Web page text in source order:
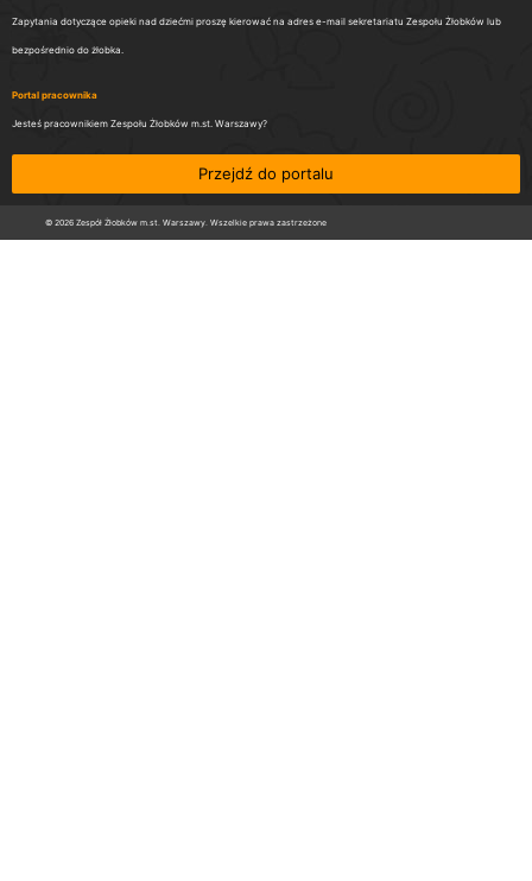
Zapytania dotyczące opieki nad dziećmi proszę kierować na adres e-mail sekretariatu Zespołu Żłobków lub
bezpośrednio do żłobka.
Portal pracownika
Jesteś pracownikiem Zespołu Żłobków m.st. Warszawy?
Przejdź do portalu
© 2026 Zespół Żłobków m.st. Warszawy. Wszelkie prawa zastrzeżone